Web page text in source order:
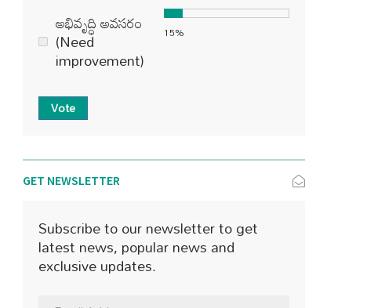
అభివృద్ధి అవసరం
(Need
improvement)
15%
Vote
GET NEWSLETTER
Subscribe to our newsletter to get
latest news, popular news and
exclusive updates.